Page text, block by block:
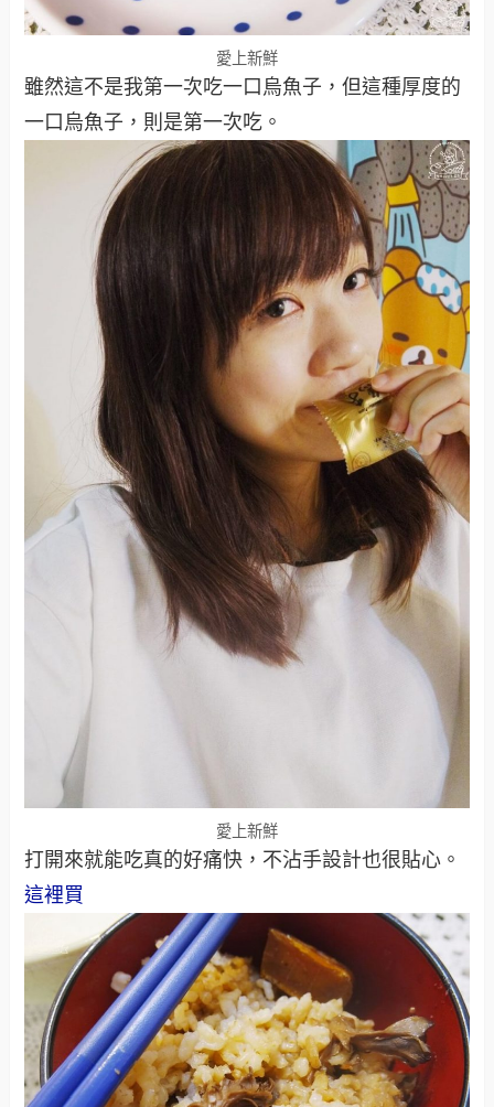
愛上新鮮
雖然這不是我第一次吃一口烏魚子，但這種厚度的
一口烏魚子，則是第一次吃。
愛上新鮮
打開來就能吃真的好痛快，不沾手設計也很貼心。
這裡買